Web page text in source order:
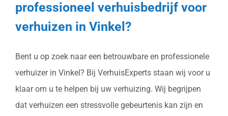
professioneel verhuisbedrijf voor
verhuizen in Vinkel?
Bent u op zoek naar een betrouwbare en professionele
verhuizer in Vinkel? Bij VerhuisExperts staan wij voor u
klaar om u te helpen bij uw verhuizing. Wij begrijpen
dat verhuizen een stressvolle gebeurtenis kan zijn en